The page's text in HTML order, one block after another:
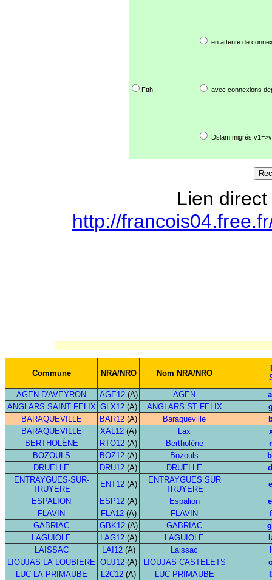
| en attente de
Ftth | avec connexions
| Dslam migrés
Lien
http://
Commune NRA/NRO Nom NRA/NRO
AGEN-D'AVEYRON
AGE12(A) AGEN
ANGLARS SAINT FELIX GLX12(A) ANGLARS ST FELIX
BARAQUEVILLE
BAR12 (A) Baraqueville
BARAQUEVILLE
XAL12 (A) Lax
BERTHOLÈNE
RTO12 (A) Bertholène
BOZOULS
BOZ12 (A) Bozouls
DRUELLE
DRU12 (A) DRUELLE
ENTRAYGUES-SUR-
TRUYERE
ENT12(A)
ENTRAYGUES SUR
TRUYERE
ESPALION
ESP12 (A) Espalion
FLAVIN
FLA12(A) FLAVIN
GABRIAC
GBK12(A) GABRIAC
LAGUIOLE
LAG12(A) LAGUIOLE
LAISSAC
LAI12(A) Laissac
LIOUJAS LA LOUBIERE OUJ12(A) LIOUJAS CASTELETS
LUC-LA-PRIMAUBE
L2C12 (A) LUC PRIMAUBE